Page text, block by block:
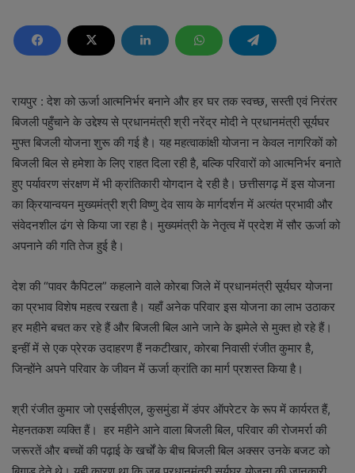
रायपुर : देश को ऊर्जा आत्मनिर्भर बनाने और हर घर तक स्वच्छ, सस्ती एवं निरंतर
बिजली पहुँचाने के उद्देश्य से प्रधानमंत्री श्री नरेंद्र मोदी ने प्रधानमंत्री सूर्यघर
मुफ्त बिजली योजना शुरू की गई है। यह महत्वाकांक्षी योजना न केवल नागरिकों को
बिजली बिल से हमेशा के लिए राहत दिला रही है, बल्कि परिवारों को आत्मनिर्भर बनाते
हुए पर्यावरण संरक्षण में भी क्रांतिकारी योगदान दे रही है। छत्तीसगढ़ में इस योजना
का क्रियान्वयन मुख्यमंत्री श्री विष्णु देव साय के मार्गदर्शन में अत्यंत प्रभावी और
संवेदनशील ढंग से किया जा रहा है। मुख्यमंत्री के नेतृत्व में प्रदेश में सौर ऊर्जा को
अपनाने की गति तेज हुई है।
देश की “पावर कैपिटल” कहलाने वाले कोरबा जिले में प्रधानमंत्री सूर्यघर योजना
का प्रभाव विशेष महत्व रखता है। यहाँ अनेक परिवार इस योजना का लाभ उठाकर
हर महीने बचत कर रहे हैं और बिजली बिल आने जाने के झमेले से मुक्त हो रहे हैं।
इन्हीं में से एक प्रेरक उदाहरण हैं नकटीखार, कोरबा निवासी रंजीत कुमार है,
जिन्होंने अपने परिवार के जीवन में ऊर्जा क्रांति का मार्ग प्रशस्त किया है।
श्री रंजीत कुमार जो एसईसीएल, कुसमुंडा में डंपर ऑपरेटर के रूप में कार्यरत हैं,
मेहनतकश व्यक्ति हैं। हर महीने आने वाला बिजली बिल, परिवार की रोजमर्रा की
जरूरतें और बच्चों की पढ़ाई के खर्चों के बीच बिजली बिल अक्सर उनके बजट को